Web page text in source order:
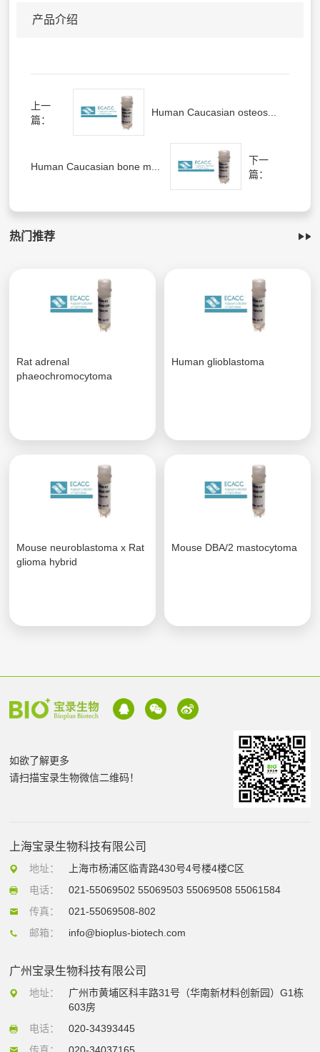
产品介绍
上一
篇：
Human Caucasian osteos...
Human Caucasian bone m...
下一
篇：
热门推荐
Rat adrenal
phaeochromocytoma
Human glioblastoma
Mouse neuroblastoma x Rat
glioma hybrid
Mouse DBA/2 mastocytoma
如欲了解更多
请扫描宝录生物微信二维码！
上海宝录生物科技有限公司
地址：
上海市杨浦区临青路430号4号楼4楼C区
电话：
021-55069502 55069503 55069508 55061584
传真：
021-55069508-802
邮箱：
info@bioplus-biotech.com
广州宝录生物科技有限公司
地址：
广州市黄埔区科丰路31号（华南新材料创新园）G1栋
603房
电话：
020-34393445